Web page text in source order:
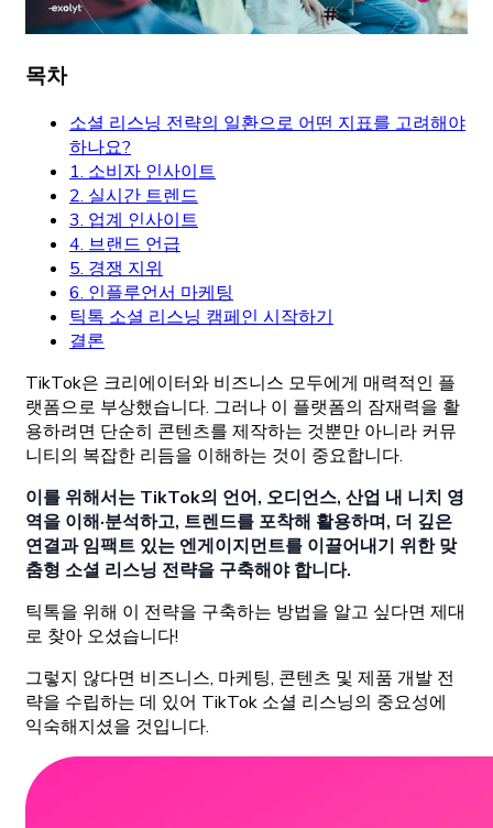
목차
소셜 리스닝 전략의 일환으로 어떤 지표를 고려해야
하나요?
1. 소비자 인사이트
2. 실시간 트렌드
3. 업계 인사이트
4. 브랜드 언급
5. 경쟁 지위
6. 인플루언서 마케팅
틱톡 소셜 리스닝 캠페인 시작하기
결론
TikTok은 크리에이터와 비즈니스 모두에게 매력적인 플
랫폼으로 부상했습니다. 그러나 이 플랫폼의 잠재력을 활
용하려면 단순히 콘텐츠를 제작하는 것뿐만 아니라 커뮤
니티의 복잡한 리듬을 이해하는 것이 중요합니다.
이를 위해서는 TikTok의 언어, 오디언스, 산업 내 니치 영
역을 이해·분석하고, 트렌드를 포착해 활용하며, 더 깊은
연결과 임팩트 있는 엔게이지먼트를 이끌어내기 위한 맞
춤형 소셜 리스닝 전략을 구축해야 합니다.
틱톡을 위해 이 전략을 구축하는 방법을 알고 싶다면 제대
로 찾아 오셨습니다!
그렇지 않다면 비즈니스, 마케팅, 콘텐츠 및 제품 개발 전
략을 수립하는 데 있어 TikTok 소셜 리스닝의 중요성에
익숙해지셨을 것입니다.